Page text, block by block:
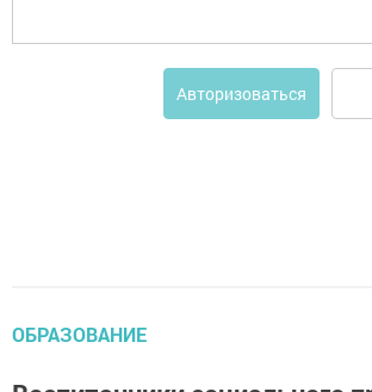
Авторизоваться
ОБРАЗОВАНИЕ